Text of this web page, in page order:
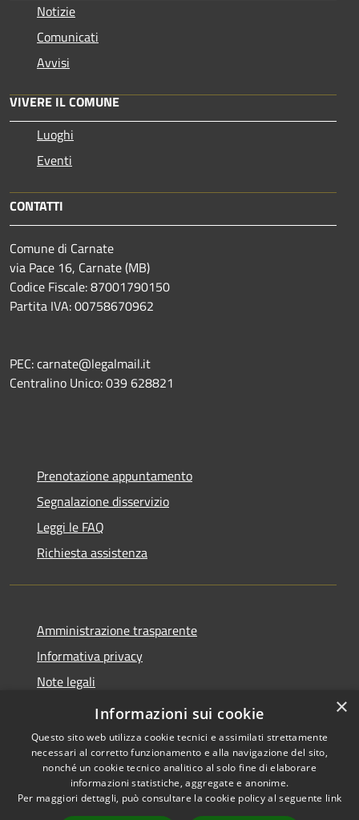
Notizie
Comunicati
Avvisi
VIVERE IL COMUNE
Luoghi
Eventi
CONTATTI
Comune di Carnate
via Pace 16, Carnate (MB)
Codice Fiscale: 87001790150
Partita IVA: 00758670962
PEC: carnate@legalmail.it
Centralino Unico: 039 628821
Prenotazione appuntamento
Segnalazione disservizio
Leggi le FAQ
Richiesta assistenza
Amministrazione trasparente
Informativa privacy
Note legali
Dichiarazione di accessibilità
Accessibilità
Copyright © 2026 • Comune di
Carnate • Powered by
×
Informazioni sui cookie
Questo sito web utilizza cookie tecnici e assimilati strettamente
necessari al corretto funzionamento e alla navigazione del sito,
nonché un cookie tecnico analitico al solo fine di elaborare
informazioni statistiche, aggregate e anonime.
Per maggiori dettagli, può consultare la cookie policy al seguente link